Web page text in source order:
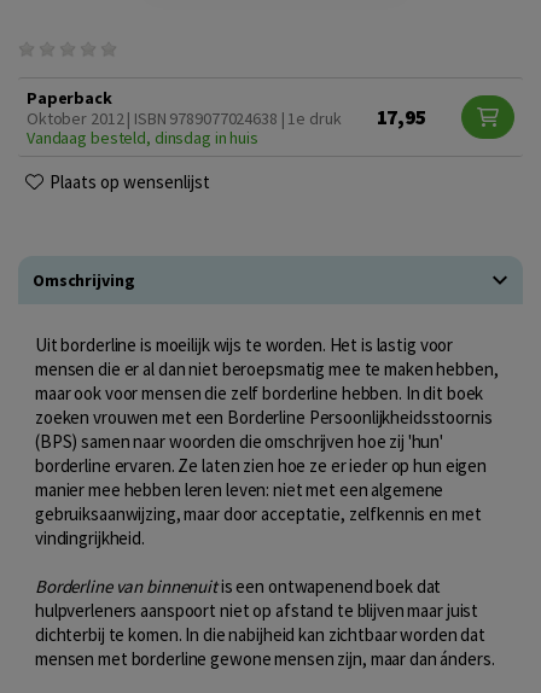
Paperback
Oktober 2012 | ISBN 9789077024638 | 1e druk
Vandaag besteld, dinsdag in huis
17,95
Plaats op wensenlijst
Omschrijving
Uit borderline is moeilijk wijs te worden. Het is lastig voor
mensen die er al dan niet beroepsmatig mee te maken hebben,
maar ook voor mensen die zelf borderline hebben. In dit boek
zoeken vrouwen met een Borderline Persoonlijkheidsstoornis
(BPS) samen naar woorden die omschrijven hoe zij 'hun'
borderline ervaren. Ze laten zien hoe ze er ieder op hun eigen
manier mee hebben leren leven: niet met een algemene
gebruiksaanwijzing, maar door acceptatie, zelfkennis en met
vindingrijkheid.
Borderline van binnenuitis een ontwapenend boek dat
hulpverleners aanspoort niet op afstand te blijven maar juist
dichterbij te komen. In die nabijheid kan zichtbaar worden dat
mensen met borderline gewone mensen zijn, maar dan ánders.